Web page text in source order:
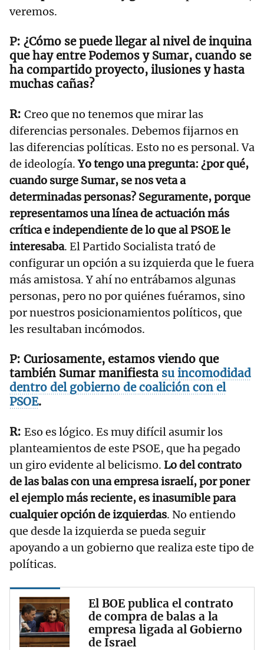
veremos.
¿Cómo se puede llegar al nivel de inquina
que hay entre Podemos y Sumar, cuando se
ha compartido proyecto, ilusiones y hasta
muchas cañas?
Creo que no tenemos que mirar las
diferencias personales. Debemos fijarnos en
las diferencias políticas. Esto no es personal. Va
de ideología.Yo tengo una pregunta: ¿por qué,
cuando surge Sumar, se nos veta a
determinadas personas? Seguramente, porque
representamos una línea de actuación más
crítica e independiente de lo que al PSOE le
interesaba. El Partido Socialista trató de
configurar un opción a su izquierda que le fuera
más amistosa. Y ahí no entrábamos algunas
personas, pero no por quiénes fuéramos, sino
por nuestros posicionamientos políticos, que
les resultaban incómodos.
Curiosamente, estamos viendo que
también Sumar manifiesta su incomodidad
dentro del gobierno de coalición con el
PSOE.
Eso es lógico. Es muy difícil asumir los
planteamientos de este PSOE, que ha pegado
un giro evidente al belicismo. Lo del contrato
de las balas con una empresa israelí, por poner
el ejemplo más reciente, es inasumible para
cualquier opción de izquierdas. No entiendo
que desde la izquierda se pueda seguir
apoyando a un gobierno que realiza este tipo de
políticas.
El BOE publica el contrato
de compra de balas a la
empresa ligada al Gobierno
de Israel